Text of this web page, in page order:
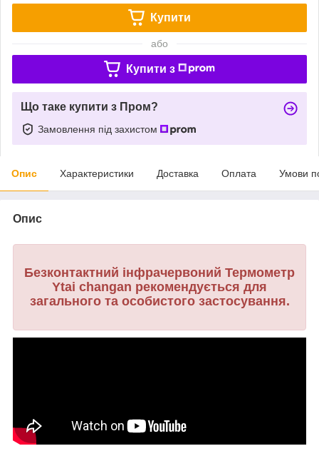
Купити
або
Купити з
Що таке купити з Пром?
Замовлення під захистом
Опис Характеристики Доставка Оплата Умови
Опис
Безконтактний інфрачервоний Термометр
Ytai changan рекомендується для
загального та особистого застосування.